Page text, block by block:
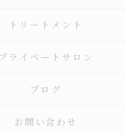
トリートメント
プライベートサロン
ブログ
お問い合わせ